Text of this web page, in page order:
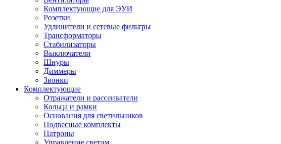
Комплектующие для ЭУИ
Розетки
Удлинители и сетевые фильтры
Трансформаторы
Стабилизаторы
Выключатели
Шнуры
Диммеры
Звонки
Комплектующие
Отражатели и рассеиватели
Кольца и рамки
Основания для светильников
Подвесные комплекты
Патроны
Управление светом